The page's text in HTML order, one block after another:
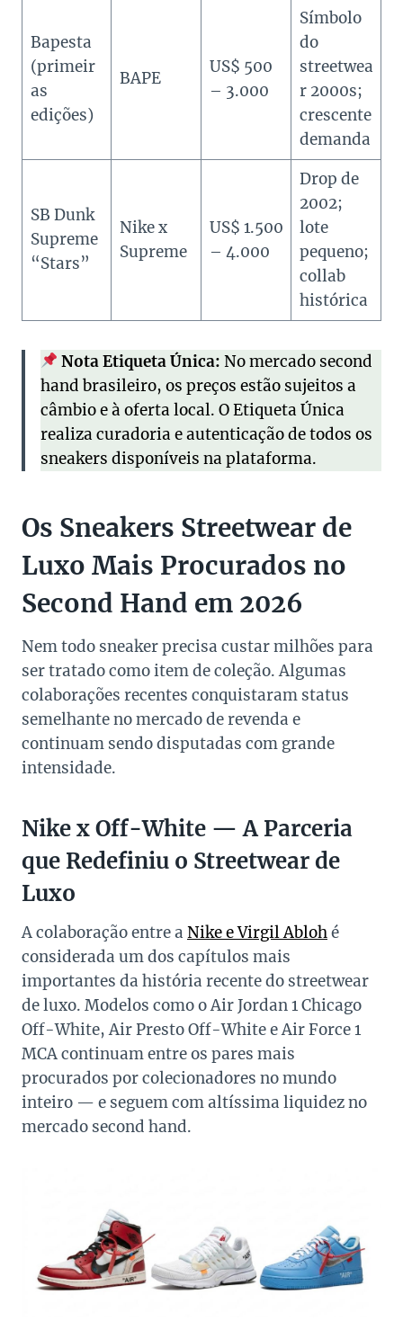
Bapesta
(primeir
as
edições)
BAPE
US$ 500
– 3.000
Símbolo
do
streetwea
r 2000s;
crescente
demanda
SB Dunk
Supreme
“Stars”
Nike x
Supreme
US$ 1.500
– 4.000
Drop de
2002;
lote
pequeno;
collab
histórica
Nota Etiqueta Única: No mercado second
hand brasileiro, os preços estão sujeitos a
câmbio e à oferta local. O Etiqueta Única
realiza curadoria e autenticação de todos os
sneakers disponíveis na plataforma.
Os Sneakers Streetwear de
Luxo Mais Procurados no
Second Hand em 2026
Nem todo sneaker precisa custar milhões para
ser tratado como item de coleção. Algumas
colaborações recentes conquistaram status
semelhante no mercado de revenda e
continuam sendo disputadas com grande
intensidade.
Nike x Off-White — A Parceria
que Redefiniu o Streetwear de
Luxo
A colaboração entre a Nike e Virgil Ablohé
considerada um dos capítulos mais
importantes da história recente do streetwear
de luxo. Modelos como o Air Jordan 1 Chicago
Off-White, Air Presto Off-White e Air Force 1
MCA continuam entre os pares mais
procurados por colecionadores no mundo
inteiro — e seguem com altíssima liquidez no
mercado second hand.